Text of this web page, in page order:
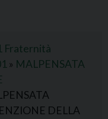
Fraternità
» MALPENSATA
DELLA